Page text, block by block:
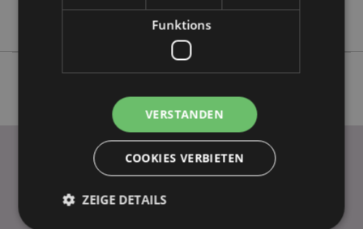
Original Stormtrooper
Funktions
VERSTANDEN
COOKIES VERBIETEN
ZEIGE DETAILS